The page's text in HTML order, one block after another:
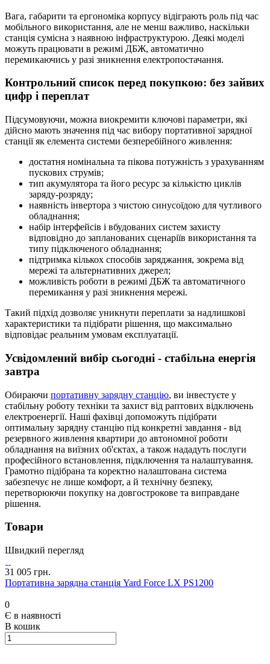
Вага, габарити та ергономіка корпусу відіграють роль під час
мобільного використання, але не менш важливо, наскільки
станція сумісна з наявною інфраструктурою. Деякі моделі
можуть працювати в режимі ДБЖ, автоматично
перемикаючись у разі зникнення електропостачання.
Контрольний список перед покупкою: без зайвих
цифр і переплат
Підсумовуючи, можна виокремити ключові параметри, які
дійсно мають значення під час вибору портативної зарядної
станції як елемента системи безперебійного живлення:
достатня номінальна та пікова потужність з урахуванням
пускових струмів;
тип акумулятора та його ресурс за кількістю циклів
заряду-розряду;
наявність інвертора з чистою синусоїдою для чутливого
обладнання;
набір інтерфейсів і вбудованих систем захисту
відповідно до запланованих сценаріїв використання та
типу підключеного обладнання;
підтримка кількох способів заряджання, зокрема від
мережі та альтернативних джерел;
можливість роботи в режимі ДБЖ та автоматичного
перемикання у разі зникнення мережі.
Такий підхід дозволяє уникнути переплати за надлишкові
характеристики та підібрати рішення, що максимально
відповідає реальним умовам експлуатації.
Усвідомлений вибір сьогодні - стабільна енергія
завтра
Обираючи портативну зарядну станцію, ви інвестуєте у
стабільну роботу техніки та захист від раптових відключень
електроенергії. Наші фахівці допоможуть підібрати
оптимальну зарядну станцію під конкретні завдання - від
резервного живлення квартири до автономної роботи
обладнання на виїзних об'єктах, а також нададуть послуги
професійного встановлення, підключення та налаштування.
Грамотно підібрана та коректно налаштована система
забезпечує не лише комфорт, а й технічну безпеку,
перетворюючи покупку на довгострокове та виправдане
рішення.
Товари
Швидкий перегляд
31 005 грн.
Портативна зарядна станція Yard Force LX PS1200
0
Є в наявності
В кошик